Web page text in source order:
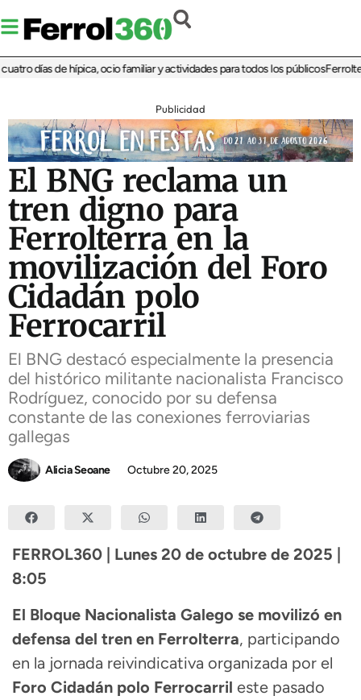
días de hípica, ocio familiar y actividades para todos los públicosFerrolterra
Publicidad
El BNG reclama un
tren digno para
Ferrolterra en la
movilización del Foro
Cidadán polo
Ferrocarril
El BNG destacó especialmente la presencia
del histórico militante nacionalista Francisco
Rodríguez, conocido por su defensa
constante de las conexiones ferroviarias
gallegas
Alicia Seoane Octubre 20, 2025
FERROL360 | Lunes 20 de octubre de 2025 |
8:05
El Bloque Nacionalista Galego se movilizó en
defensa del tren en Ferrolterra, participando
en la jornada reivindicativa organizada por el
Foro Cidadán polo Ferrocarril este pasado